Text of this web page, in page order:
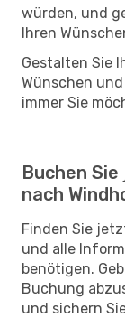
würden, und
Ihren
Gestalten Sie
Wünschen
immer Sie
Buchen
nach
Finden Sie
und alle
benötigen.
Buchung
und sichern